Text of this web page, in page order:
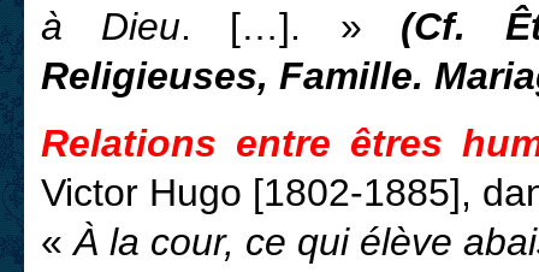
à Dieu. […]. » (Cf.
Religieuses, Famille.
Relations entre êtres
Victor Hugo [1802-1885],
«À la cour, ce qui élève